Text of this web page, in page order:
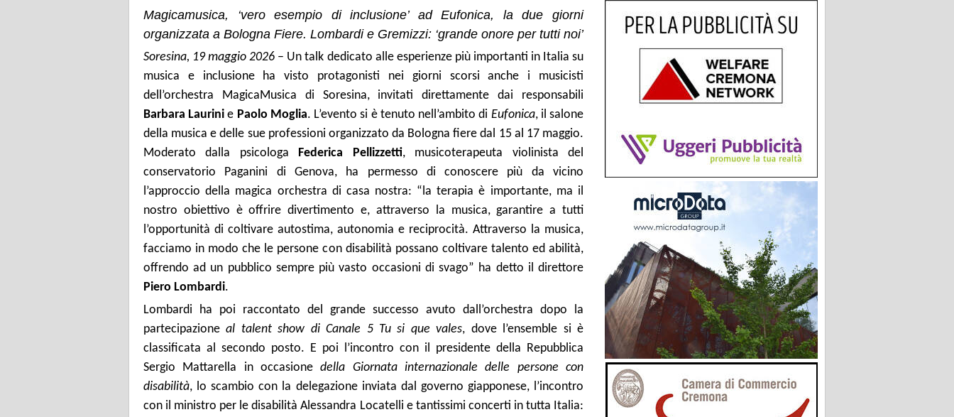
Magicamusica, ‘vero esempio di inclusione’ ad Eufonica, la due giorni
organizzata a Bologna Fiere. Lombardi e Gremizzi: ‘grande onore per tutti noi’
Soresina, 19 maggio 2026 – Un talk dedicato alle esperienze più importanti in Italia su
musica e inclusione ha visto protagonisti nei giorni scorsi anche i musicisti
dell’orchestra MagicaMusica di Soresina, invitati direttamente dai responsabili
Barbara Laurini e Paolo Moglia. L’evento si è tenuto nell’ambito di Eufonica, il salone
della musica e delle sue professioni organizzato da Bologna fiere dal 15 al 17 maggio.
Moderato dalla psicologa Federica Pellizzetti, musicoterapeuta violinista del
conservatorio Paganini di Genova, ha permesso di conoscere più da vicino
l’approccio della magica orchestra di casa nostra: “la terapia è importante, ma il
nostro obiettivo è offrire divertimento e, attraverso la musica, garantire a tutti
l’opportunità di coltivare autostima, autonomia e reciprocità. Attraverso la musica,
facciamo in modo che le persone con disabilità possano coltivare talento ed abilità,
offrendo ad un pubblico sempre più vasto occasioni di svago” ha detto il direttore
Piero Lombardi.
Lombardi ha poi raccontato del grande successo avuto dall’orchestra dopo la
partecipazioneal talent show di Canale 5 Tu si que vales, dove l’ensemble si è
classificata al secondo posto. E poi l’incontro con il presidente della Repubblica
Sergio Mattarella in occasionedella Giornata internazionale delle persone con
disabilità, lo scambio con la delegazione inviata dal governo giapponese, l’incontro
con il ministro per le disabilità Alessandra Locatelli e tantissimi concerti in tutta Italia: